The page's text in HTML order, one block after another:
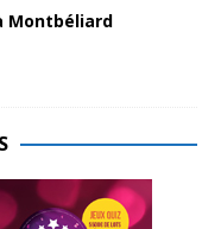
Montbéliard